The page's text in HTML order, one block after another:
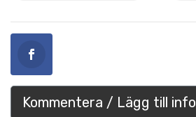
Kommentera / Lägg till info